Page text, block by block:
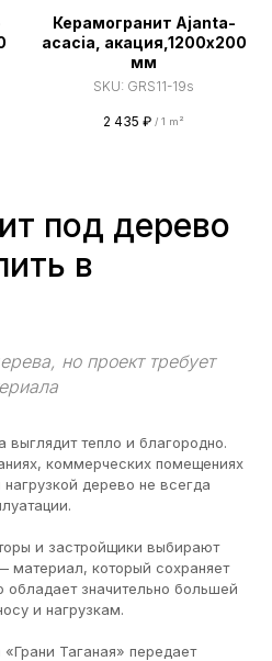
Керамогранит Ajanta-
acacia, акация,1200х200
мм
SKU: GRS11-19s
2 435 ₽ / 1 m²
под дерево
в
но проект требует
выглядит тепло и благородно.
коммерческих помещениях
дерево не всегда
и застройщики выбирают
материал, который сохраняет
значительно большей
и нагрузкам.
Таганая» передает